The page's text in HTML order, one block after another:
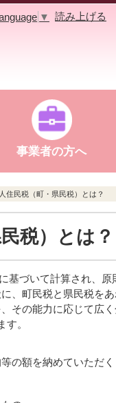
▼ 読み上げる
事業者の方へ
住民税（町・県民税）とは？
税）とは？
基づいて計算され、
、町民税と県民税を
その能力に応じて広
。
の額を納めていただ